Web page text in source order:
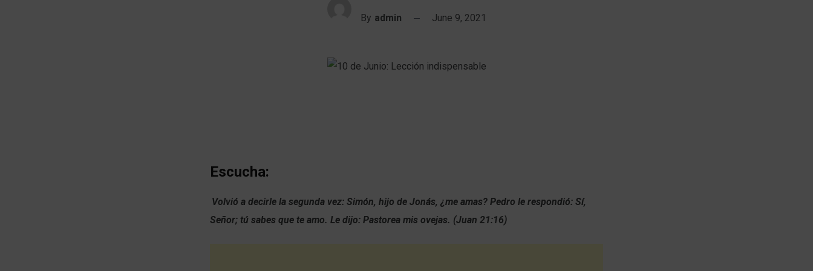
By admin June 9, 2021
Escucha:
Volvió a decirle la segunda vez: Simón, hijo de Jonás, ¿me amas? Pedro le respondió: Sí,
Señor; tú sabes que te amo. Le dijo: Pastorea mis ovejas. (Juan 21:16)